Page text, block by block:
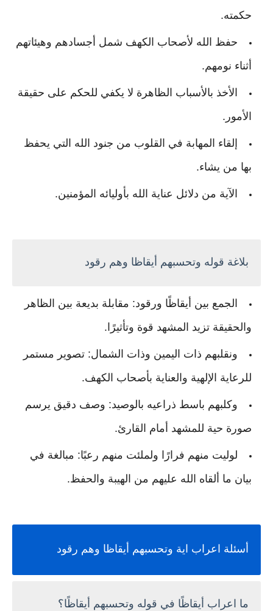
حكمته.
حفظ الله لأصحاب الكهف شمل أجسادهم وهيئاتهم
أثناء نومهم.
الأخذ بالأسباب الظاهرة لا يكفي للحكم على حقيقة
الأمور.
إلقاء المهابة في القلوب من جنود الله التي يحفظ
بها من يشاء.
الآية من دلائل عناية الله بأوليائه المؤمنين.
بلاغة قوله وتحسبهم أيقاظا وهم رقود
الجمع بين أيقاظًا ورقود: مقابلة بديعة بين الظاهر
والحقيقة تزيد المشهد قوة وتأثيرًا.
ونقلبهم ذات اليمين وذات الشمال: تصوير مستمر
للرعاية الإلهية والعناية بأصحاب الكهف.
وكلبهم باسط ذراعيه بالوصيد: وصف دقيق يرسم
صورة حية للمشهد أمام القارئ.
لوليت منهم فرارًا ولملئت منهم رعبًا: مبالغة في
بيان ما ألقاه الله عليهم من الهيبة والحفظ.
أسئلة اعراب اية وتحسبهم أيقاظا وهم رقود
ما اعراب أيقاظًا في قوله وتحسبهم أيقاظًا؟